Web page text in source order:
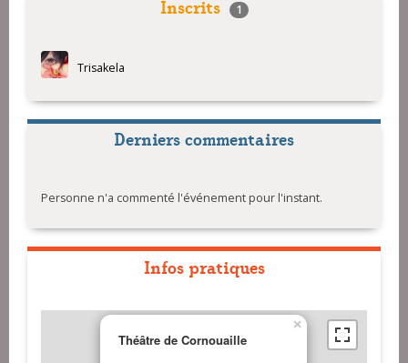
Inscrits 1
Trisakela
Derniers commentaires
Personne n'a commenté l'événement pour l'instant.
Infos pratiques
Théâtre de Cornouaille
×